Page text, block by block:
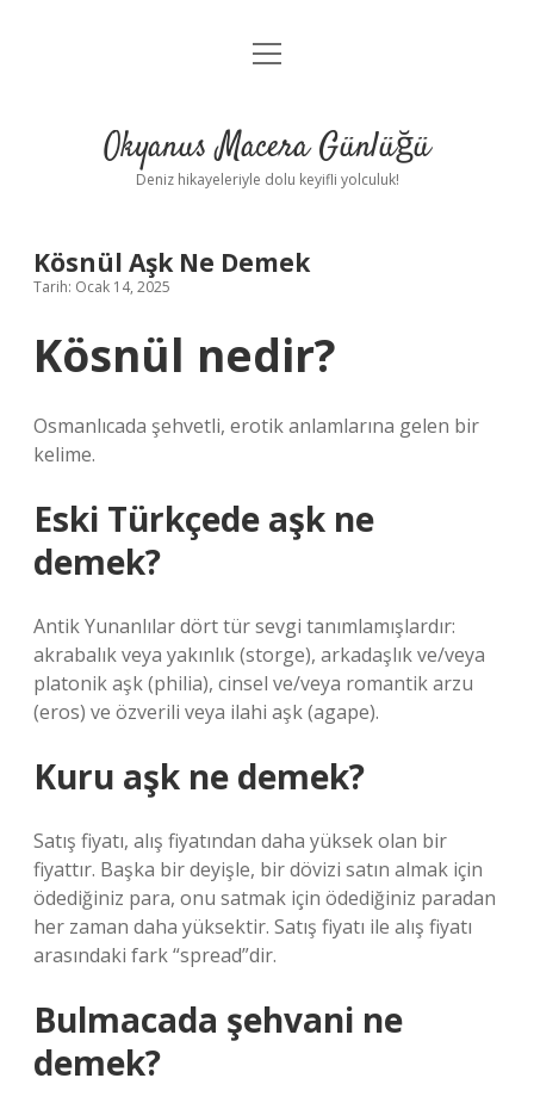
Anasayfa
Yasal Uyarı
menüyü
Okyanus Macera Günlüğü
Deniz hikayeleriyle dolu keyifli yolculuk!
Kösnül Aşk Ne Demek
Tarih: Ocak 14, 2025
Kösnül nedir?
Osmanlıcada şehvetli, erotik anlamlarına gelen bir
kelime.
Eski Türkçede aşk ne
demek?
Antik Yunanlılar dört tür sevgi tanımlamışlardır:
akrabalık veya yakınlık (storge), arkadaşlık ve/veya
platonik aşk (philia), cinsel ve/veya romantik arzu
(eros) ve özverili veya ilahi aşk (agape).
Kuru aşk ne demek?
Satış fiyatı, alış fiyatından daha yüksek olan bir
fiyattır. Başka bir deyişle, bir dövizi satın almak için
ödediğiniz para, onu satmak için ödediğiniz paradan
her zaman daha yüksektir. Satış fiyatı ile alış fiyatı
arasındaki fark “spread”dir.
Bulmacada şehvani ne
demek?